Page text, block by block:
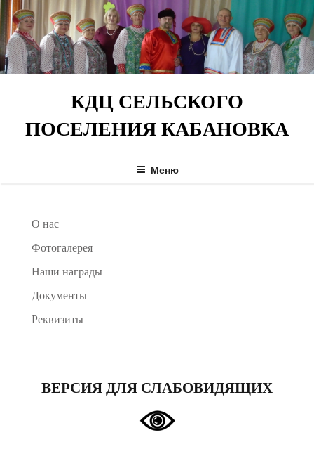
Перейти
к
содержимому
КДЦ СЕЛЬСКОГО
ПОСЕЛЕНИЯ КАБАНОВКА
Меню
О нас
Фотогалерея
Наши награды
Документы
Реквизиты
ВЕРСИЯ ДЛЯ СЛАБОВИДЯЩИХ